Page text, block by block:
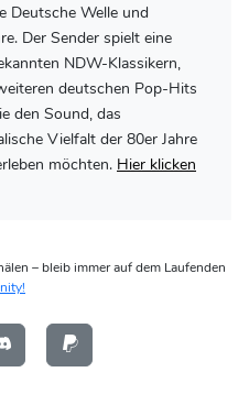
Deutsche Welle und
Der Sender spielt eine
NDW-Klassikern,
deutschen Pop-Hits
den Sound, das
Vielfalt der 80er Jahre
möchten. Hier klicken
– bleib immer auf dem Laufenden